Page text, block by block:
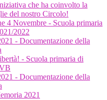
che ha coinvolto la
del nostro Circolo!
4 Novembre - Scuola primaria
2022
- Documentazione della
- Scuola primaria di
- Documentazione della
2021